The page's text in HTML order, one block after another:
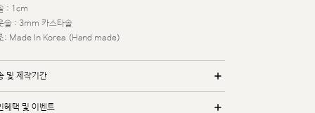
: 1cm
솔 : 3mm 카스타솔
: Made In Korea (Hand made)
및 제작기간
혜택 및 이벤트